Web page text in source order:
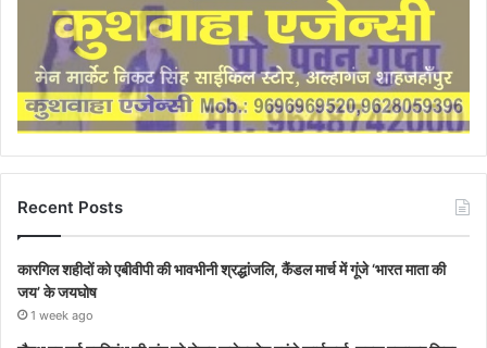
Recent Posts
कारगिल शहीदों को एबीवीपी की भावभीनी श्रद्धांजलि, कैंडल मार्च में गूंजे ‘भारत माता की
जय’ के जयघोष
1 week ago